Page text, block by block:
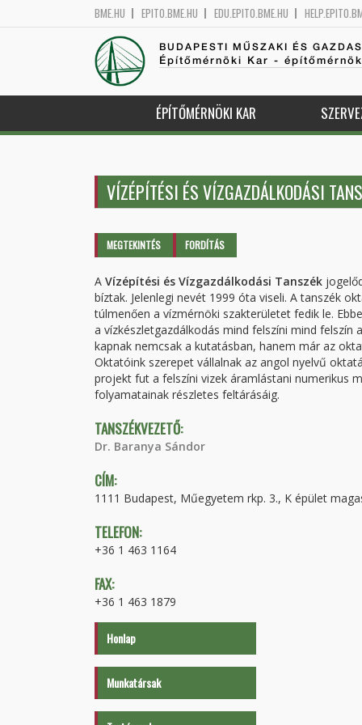
BME.HU EPITO.BME.HU EDU.EPITO.BME.HU
BUDAPESTI MŰSZAKI ÉS
Építőmérnöki Kar -
ÉPÍTŐMÉRNÖKI KAR
VÍZÉPÍTÉSI ÉS VÍZGAZDÁLKODÁSI
Elsődleges fülek
MEGTEKINTÉS (AKTÍVFORDÍTÁS
A Vízépítési és Vízgazdálkodási Tanszék
bíztak. Jelenlegi nevét 1999 óta viseli. A tanszék
túlmenően a vízmérnöki szakterületet fedik le.
a vízkészletgazdálkodás mind felszíni mind
kapnak nemcsak a kutatásban, hanem már az
Oktatóink szerepet vállalnak az angol nyelvű
projekt fut a felszíni vizek áramlástani numerikus
folyamatainak részletes feltárásáig.
TANSZÉKVEZETŐ:
Dr. Baranya Sándor
CÍM:
1111 Budapest, Műegyetem rkp. 3., K épület
TELEFON:
+36 1 463 1164
FAX:
+36 1 463 1879
Honlap
Munkatársak